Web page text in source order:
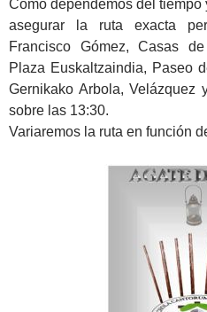
Como dependemos del
asegurar la ruta exacta
Francisco Gómez, Casas
Plaza Euskaltzaindia, Paseo
Gernikako Arbola,
sobre las 13:30.
Variaremos la ruta en función